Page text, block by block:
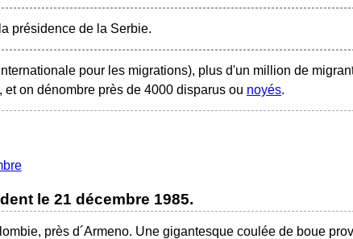
présidence de la Serbie.
pour les migrations), plus d'un million de
on dénombre près de 4000 disparus ou noyés.
le 21 décembre 1985.
près d´Armeno. Une gigantesque coulée de boue